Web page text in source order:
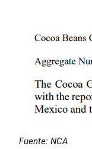
Fuente: NCA